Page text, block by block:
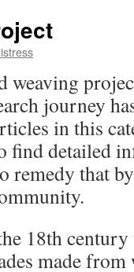
weaving
journey
in this
find detailed
remedy that
18th century
made